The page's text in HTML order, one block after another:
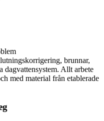
brunnar,
Allt arbete
med material från etablerade